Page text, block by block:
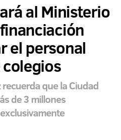
al Ministerio
el personal
que la Ciudad
de 3 millones